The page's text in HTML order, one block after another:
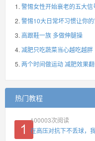
警惕女性开始衰老的五大信
警惕10大日常坏习惯让你
高跟鞋一族 多做伸腿操
减肥只吃蔬菜当心越吃越胖
两个时间做运动 减肥效果
热门教程
100003次阅读
在高压对抗下不丢球，